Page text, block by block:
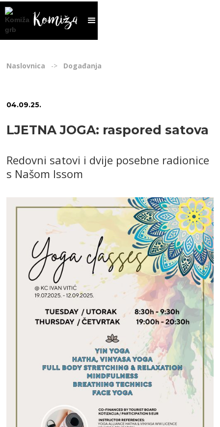
Naslovnica -> Događanja
04.09.25.
LJETNA JOGA: raspored satova
Redovni satovi i dvije posebne radionice
s Našom Issom